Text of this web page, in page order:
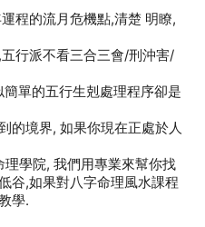
程的流月危機點,清楚 明瞭,
行派不看三合三會/刑沖害/
單的五行生剋處理程序卻是
的境界, 如果你現在正處於人
學院, 我們用專業來幫你找
谷,如果對八字命理風水課程
學.